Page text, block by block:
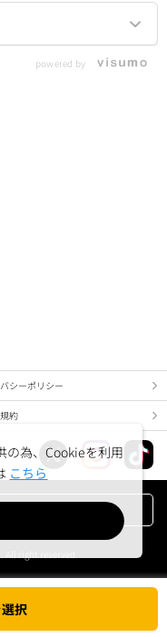
択
powered by
シーポリシー
約
の為、Cookieを利用
こちら